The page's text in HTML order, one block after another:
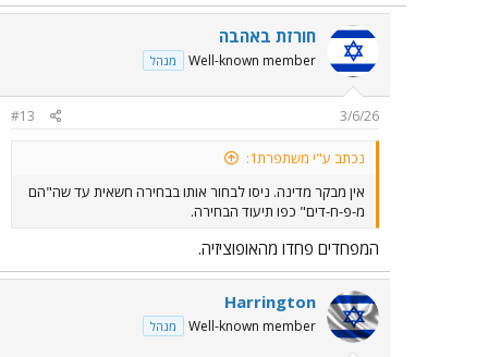
a
c
i
n
s
חורזת באהבה
Well-known member מנהל
3/6/26
#13
נכתב ע"י משתפרת1:
אין מבקר מדינה. ניסו לבחור אותו בבחירה חשאית עד שה"הם
מ-פ-ח-דים" כפו תיעוד הבחירה.
המפחדים פחדו מהאופוציזיה.
Harrington
Well-known member מנהל